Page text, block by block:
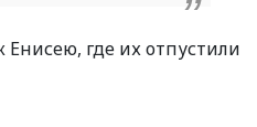
Енисею, где их отпустили